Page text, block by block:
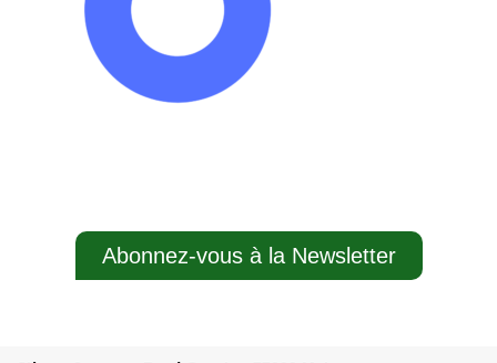
Abonnez-vous à la Newsletter